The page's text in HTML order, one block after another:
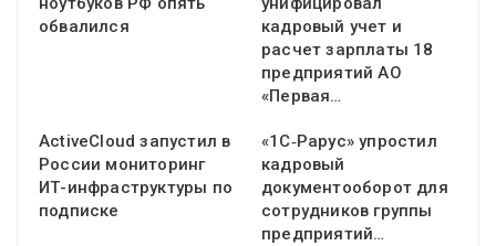
обвалился
кадровый учет и
расчет зарплаты 18
предприятий АО
«Первая…
ActiveCloud запустил в
России мониторинг
ИТ-инфраструктуры по
подписке
«1С‑Рарус» упростил
кадровый
документооборот для
сотрудников группы
предприятий…